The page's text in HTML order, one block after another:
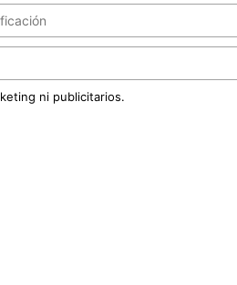
ni publicitarios.